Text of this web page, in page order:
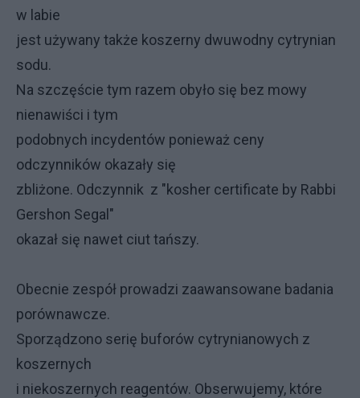
w labie
jest używany także koszerny dwuwodny cytrynian
sodu.
Na szczęście tym razem obyło się bez mowy
nienawiści i tym
podobnych incydentów ponieważ ceny
odczynników okazały się
zbliżone. Odczynnik z "kosher certificate by Rabbi
Gershon Segal"
okazał się nawet ciut tańszy.
Obecnie zespół prowadzi zaawansowane badania
porównawcze.
Sporządzono serię buforów cytrynianowych z
koszernych
i niekoszernych reagentów. Obserwujemy, które